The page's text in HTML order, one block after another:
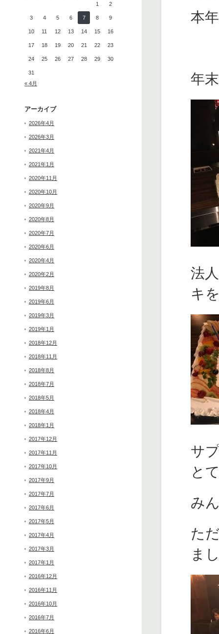
1 2
3 4 5 6 7 8 9
10 11 12 13 14 15 16
17 18 19 20 21 22 23
24 25 26 27 28 29 30
31
« 4月
アーカイブ
2026年4月
2026年3月
2021年4月
2021年1月
2020年11月
2020年10月
2020年9月
2020年8月
2020年7月
2020年6月
2020年4月
2020年2月
2019年8月
2019年6月
2019年3月
2019年1月
2018年12月
2018年11月
2018年8月
2018年7月
2018年5月
2018年4月
2018年1月
2017年12月
2017年11月
2017年10月
2017年9月
2017年7月
2017年6月
2017年5月
2017年4月
2017年3月
2017年1月
2016年12月
2016年11月
2016年10月
2016年7月
2016年6月
本
年
法
キ
サ
と
み
た
ま